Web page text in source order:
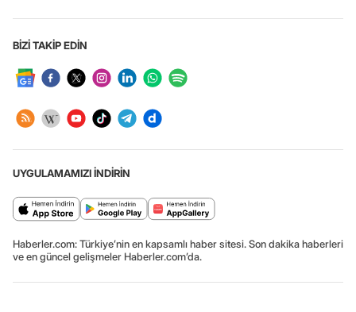
BİZİ TAKİP EDİN
UYGULAMAMIZI İNDİRİN
Haberler.com: Türkiye’nin en kapsamlı haber sitesi. Son dakika haberleri
ve en güncel gelişmeler Haberler.com’da.